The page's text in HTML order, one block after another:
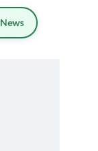
News